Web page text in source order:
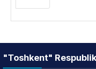
"Toshkent"